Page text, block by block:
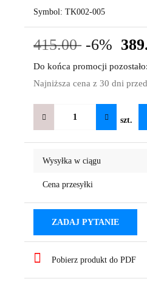
Symbol:TK002-005
415.00 -6%
Do końca promocji pozostało:
Najniższa cena z 30 dni
szt.
Wysyłka w ciągu
Cena przesyłki
ZADAJ PYTANIE
Pobierz produkt do PDF